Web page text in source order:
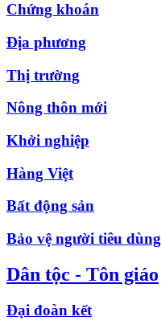
Chứng khoán
Địa phương
Thị trường
Nông thôn mới
Khởi nghiệp
Hàng Việt
Bất động sản
Bảo vệ người tiêu dùng
Dân tộc - Tôn giáo
Đại đoàn kết